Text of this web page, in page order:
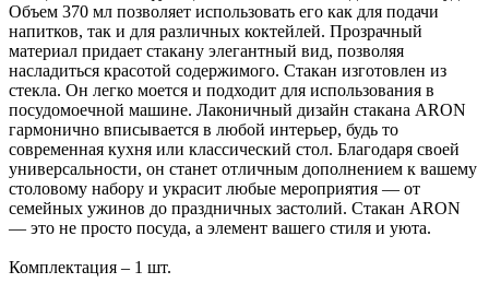
Объем 370 мл позволяет использовать его как для подачи
напитков, так и для различных коктейлей. Прозрачный
материал придает стакану элегантный вид, позволяя
насладиться красотой содержимого. Стакан изготовлен из
стекла. Он легко моется и подходит для использования в
посудомоечной машине. Лаконичный дизайн стакана ARON
гармонично вписывается в любой интерьер, будь то
современная кухня или классический стол. Благодаря своей
универсальности, он станет отличным дополнением к вашему
столовому набору и украсит любые мероприятия — от
семейных ужинов до праздничных застолий. Стакан ARON
— это не просто посуда, а элемент вашего стиля и уюта.
Комплектация – 1 шт.